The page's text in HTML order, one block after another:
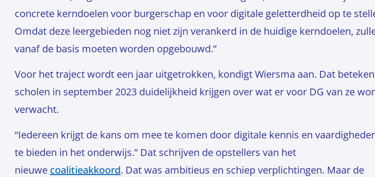
concrete kerndoelen voor burgerschap en voor digitale geletterdheid op te
Omdat deze leergebieden nog niet zijn verankerd in de huidige kerndoelen,
vanaf de basis moeten worden opgebouwd.”
Voor het traject wordt een jaar uitgetrokken, kondigt Wiersma aan. Dat
scholen in september 2023 duidelijkheid krijgen over wat er voor DG van ze
verwacht.
“Iedereen krijgt de kans om mee te komen door digitale kennis en
te bieden in het onderwijs.” Dat schrijven de opstellers van het
nieuwe coalitieakkoord. Dat was ambitieus en schiep verplichtingen. Maar de